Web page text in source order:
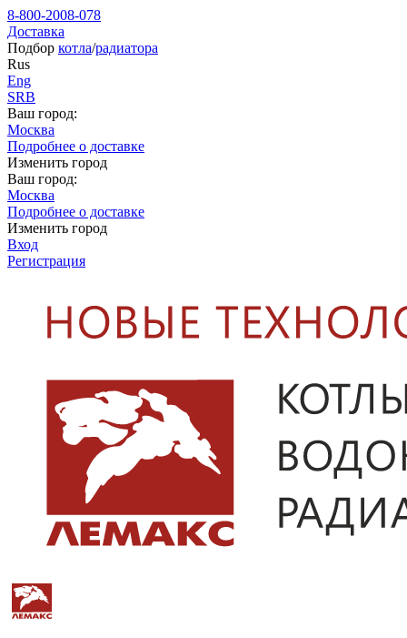
8-800-2008-078
Доставка
Подбор котла/радиатора
Rus
Eng
SRB
Ваш город:
Москва
Подробнее о доставке
Изменить город
Ваш город:
Москва
Подробнее о доставке
Изменить город
Вход
Регистрация